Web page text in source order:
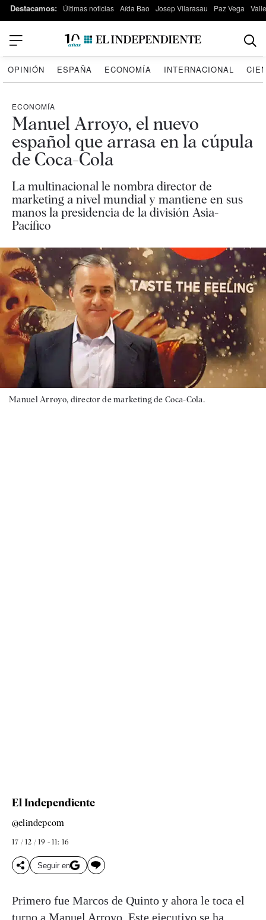
Destacamos: Últimas noticias Aída Bao Josep Vilarasau Paz Vega
OPINIÓN ESPAÑA ECONOMÍA INTERNACIONAL
ECONOMÍA
Manuel Arroyo, el nuevo
español que arrasa en la cúpula
de Coca-Cola
La multinacional le nombra director de
marketing a nivel mundial y mantiene en sus
manos la presidencia de la división Asia-
Pacífico
Manuel Arroyo, director de marketing de Coca-Cola.
El Independiente
@elindepcom
17 / 12 / 19 - 11: 16
Seguir en
Primero fue Marcos de Quinto y ahora le toca el
turno a Manuel Arroyo. Este ejecutivo se ha